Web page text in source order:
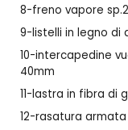
8-freno vapore
9-listelli in legno di
10-intercapedine
40mm
11-lastra in fibra di
12-rasatura